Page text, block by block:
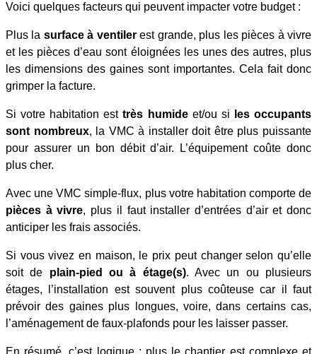
Voici quelques facteurs qui peuvent impacter votre budget :
Plus la surface à ventilerest grande, plus les pièces à vivre
et les pièces d’eau sont éloignées les unes des autres, plus
les dimensions des gaines sont importantes. Cela fait donc
grimper la facture.
Si votre habitation esttrès humideet/ou si
les occupants
sont nombreux, la VMC à installer doit être plus puissante
pour assurer un bon débit d’air. L’équipement coûte donc
plus cher.
Avec une VMC simple-flux, plus votre habitation comporte de
pièces à vivre, plus il faut installer d’entrées d’air et donc
anticiper les frais associés.
Si vous vivez en maison, le prix peut changer selon qu’elle
soit de plain-pied ou à étage(s). Avec un ou plusieurs
étages, l’installation est souvent plus coûteuse car il faut
prévoir des gaines plus longues, voire, dans certains cas,
l’aménagement de faux-plafonds pour les laisser passer.